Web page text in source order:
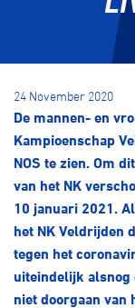
Magazine
Nieuws
Shop
Producten en
Contact
Over ons
Lid worden
24 November 2020
De mannen- en
Kampioenschap
NOS te zien. Om
van het NK
10 januari 2021.
het NK Veldrijden
tegen het
uiteindelijk alsnog
niet doorgaan van
Kunstwielrijden
Baanwielrennen
BMX freestyle
Veldrijden
Pumptrack